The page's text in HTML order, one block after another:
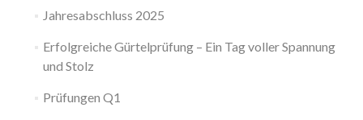
Jahresabschluss 2025
Erfolgreiche Gürtelprüfung – Ein Tag voller Spannung
und Stolz
Prüfungen Q1